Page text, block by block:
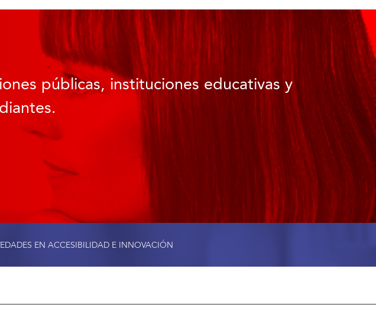
públicas, instituciones educativas y
EN ACCESIBILIDAD E INNOVACIÓN